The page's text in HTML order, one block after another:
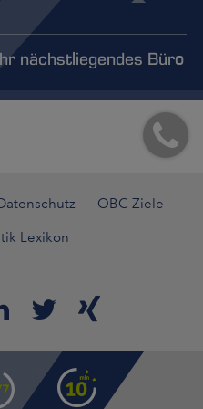
nächstliegendes Büro
OBC Ziele
Lexikon